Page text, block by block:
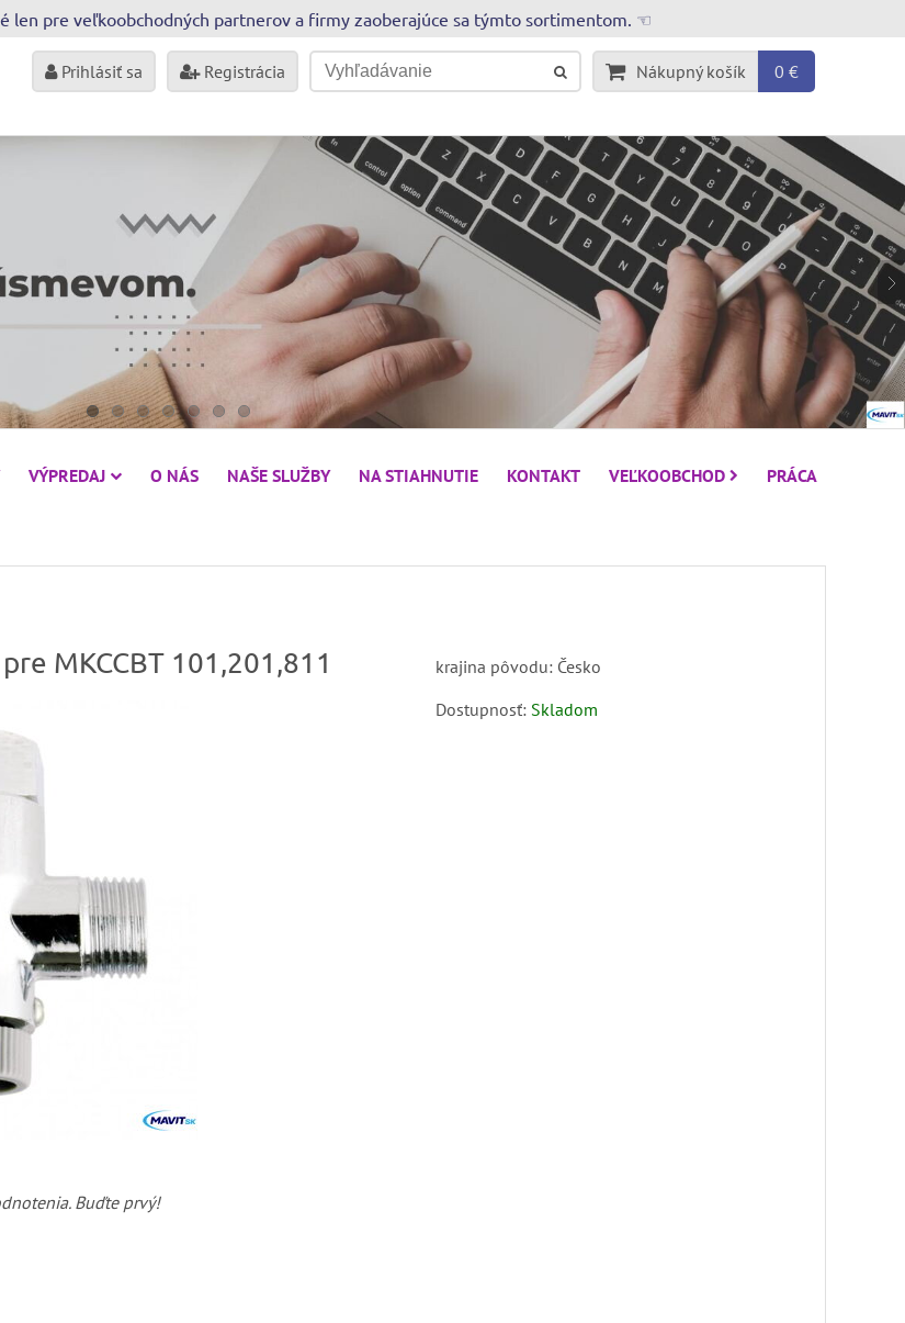
len pre veľkoobchodných partnerov a firmy zaoberajúce sa týmto sortimentom. ☜
Prihlásiť sa Registrácia Nákupný košík 0 €
VÝPREDAJ O NÁS NAŠE SLUŽBY NA STIAHNUTIE KONTAKT VEĽKOOBCHOD PRÁCA
MKCCBT 101,201,811
Buďte prvý!
krajina pôvodu: Česko
Dostupnosť: Skladom